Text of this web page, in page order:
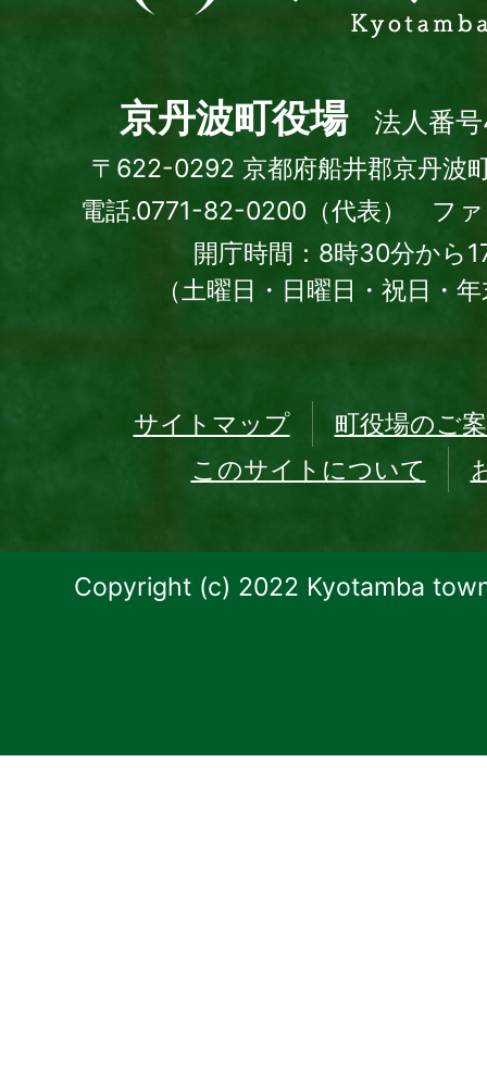
town
京丹波町役場 法人番
〒622-0292 京都府船井郡京丹波
電話.0771-82-0200（代表） フ
開庁時間：8時30分から
（土曜日・日曜日・祝日・
サイトマップ
町役場のご
このサイトについて
Copyright (c) 2022 Kyotamba